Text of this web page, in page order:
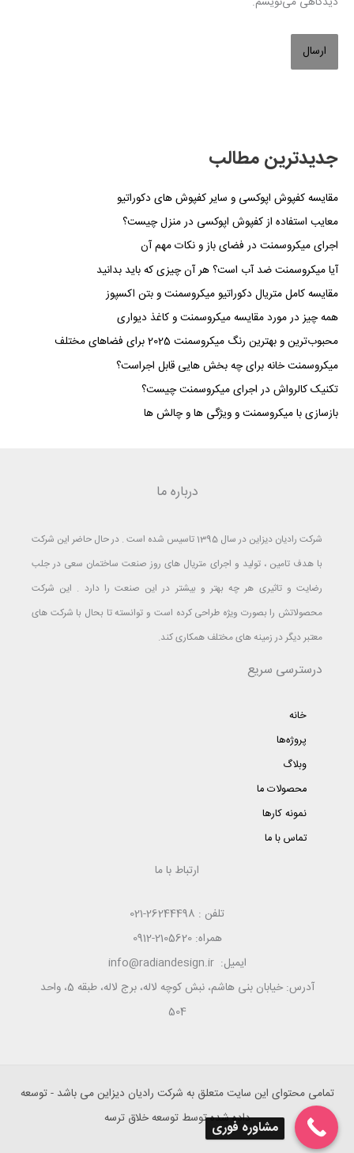
جدیدترین مطالب
مقایسه کفپوش اپوکسی و سایر کفپوش های دکوراتیو
معایب استفاده از کفپوش اپوکسی در منزل چیست؟
اجرای میکروسمنت در فضای باز و نکات مهم آن
آیا میکروسمنت ضد آب است؟ هر آن چیزی که باید بدانید
مقایسه کامل متریال دکوراتیو میکروسمنت و بتن اکسپوز
همه چیز در مورد مقایسه میکروسمنت و کاغذ دیواری
محبوب‌ترین و بهترین رنگ میکروسمنت 2025 برای فضاهای مختلف
میکروسمنت خانه برای چه بخش هایی قابل اجراست؟
تکنیک کالرواش در اجرای میکروسمنت چیست؟
بازسازی با میکروسمنت و ویژگی ها و چالش ها
درباره ما
شرکت رادیان دیزاین در سال 1395 تاسیس شده است . در حال حاضر این شرکت
با هدف تامین ، تولید و اجرای متریال های روز صنعت ساختمان سعی در جلب
رضایت و تاثیری هر چه بهتر و بیشتر در این صنعت را دارد . این شرکت
محصولاتش را بصورت ویژه طراحی کرده است و توانسته تا بحال با شرکت های
معتبر دیگر در زمینه های مختلف همکاری کند.
درسترسی سریع
خانه
پروژه‌ها
وبلاگ
محصولات ما
نمونه کارها
تماس با ما
ارتباط با ما
تلفن : 26244498-021
همراه: 2105620-0912
ایمیل: info@radiandesign.ir
آدرس: خیابان بنی هاشم، نبش کوچه لاله، برج لاله، طبقه 5، واحد
504
تمامی محتوای این سایت متعلق به شرکت رادیان دیزاین می باشد - توسعه
داده شده توسط توسعه خلاق ترسه
مشاوره فوری